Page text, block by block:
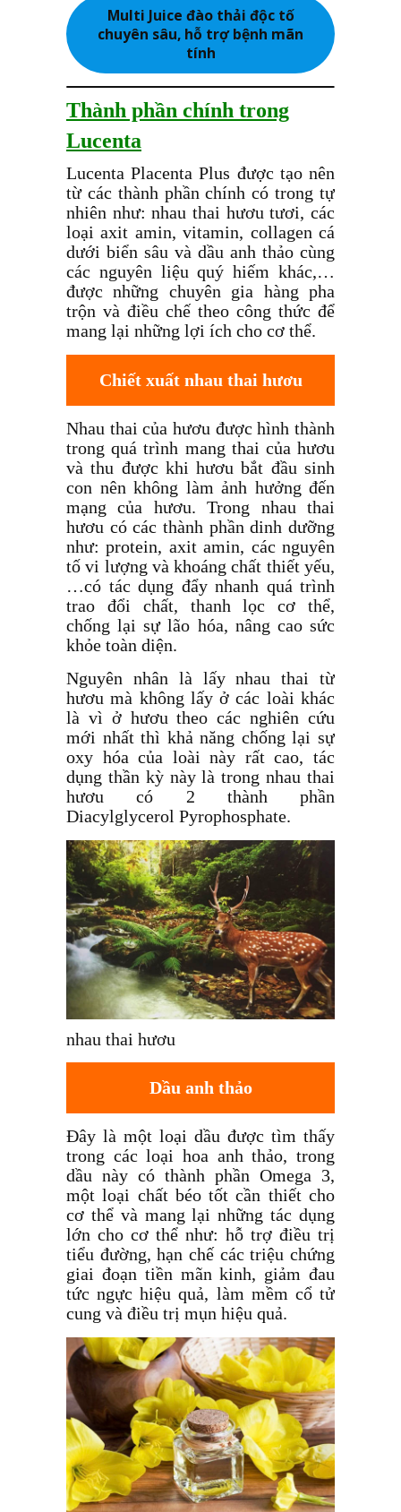
Multi Juice đào thải độc tố
chuyên sâu, hỗ trợ bệnh mãn
tính
Thành phần chính trong
Lucenta
Lucenta Placenta Plus được tạo nên
từ các thành phần chính có trong tự
nhiên như: nhau thai hươu tươi, các
loại axit amin, vitamin, collagen cá
dưới biển sâu và dầu anh thảo cùng
các nguyên liệu quý hiếm khác,…
được những chuyên gia hàng pha
trộn và điều chế theo công thức để
mang lại những lợi ích cho cơ thể.
Chiết xuất nhau thai hươu
Nhau thai của hươu được hình thành
trong quá trình mang thai của hươu
và thu được khi hươu bắt đầu sinh
con nên không làm ảnh hưởng đến
mạng của hươu. Trong nhau thai
hươu có các thành phần dinh dưỡng
như: protein, axit amin, các nguyên
tố vi lượng và khoáng chất thiết yếu,
…có tác dụng đẩy nhanh quá trình
trao đổi chất, thanh lọc cơ thể,
chống lại sự lão hóa, nâng cao sức
khỏe toàn diện.
Nguyên nhân là lấy nhau thai từ
hươu mà không lấy ở các loài khác
là vì ở hươu theo các nghiên cứu
mới nhất thì khả năng chống lại sự
oxy hóa của loài này rất cao, tác
dụng thần kỳ này là trong nhau thai
hươu có 2 thành phần
Diacylglycerol Pyrophosphate.
nhau thai hươu
Dầu anh thảo
Đây là một loại dầu được tìm thấy
trong các loại hoa anh thảo, trong
dầu này có thành phần Omega 3,
một loại chất béo tốt cần thiết cho
cơ thể và mang lại những tác dụng
lớn cho cơ thể như: hỗ trợ điều trị
tiểu đường, hạn chế các triệu chứng
giai đoạn tiền mãn kinh, giảm đau
tức ngực hiệu quả, làm mềm cổ tử
cung và điều trị mụn hiệu quả.